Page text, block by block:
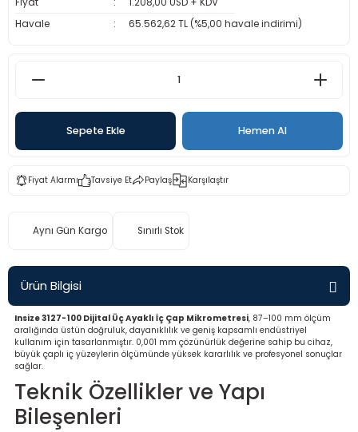
Havale
65.562,62 TL (%5,00 havale indirimi)
Sepete Ekle Hemen Al
Fiyat Alarmı Tavsiye Et Paylaş Karşılaştır
Aynı Gün Kargo Sınırlı Stok
Ürün Bilgisi
Insize 3127-100 Dijital Üç Ayaklı İç Çap Mikrometresi, 87–100 mm ölçüm
aralığında üstün doğruluk, dayanıklılık ve geniş kapsamlı endüstriyel
kullanım için tasarlanmıştır. 0,001 mm çözünürlük değerine sahip bu cihaz,
büyük çaplı iç yüzeylerin ölçümünde yüksek kararlılık ve profesyonel sonuçlar
sağlar.
Teknik Özellikler ve Yapı
Bileşenleri